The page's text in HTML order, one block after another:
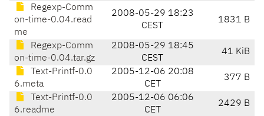
Regexp-Comm
on-time-0.04.read
me
2008-05-29 18:23
CEST
1831 B
Regexp-Comm
on-time-0.04.tar.gz
2008-05-29 18:45
CEST
41 KiB
Text-Printf-0.0
6.meta
2005-12-06 20:08
CET
377 B
Text-Printf-0.0
6.readme
2005-12-06 06:06
CET
2429 B